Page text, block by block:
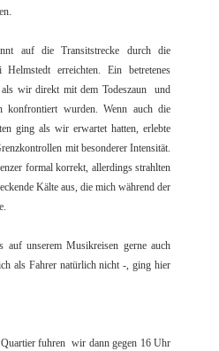
auf die Transitstrecke durch die
erreichten. Ein betretenes
wir direkt mit dem Todeszaun und
konfrontiert wurden. Wenn auch die
ging als wir erwartet hatten, erlebte
mit besonderer Intensität.
formal korrekt, allerdings strahlten
Kälte aus, die mich während der
auf unserem Musikreisen gerne auch
als Fahrer natürlich nicht -, ging hier
fuhren wir dann gegen 16 Uhr